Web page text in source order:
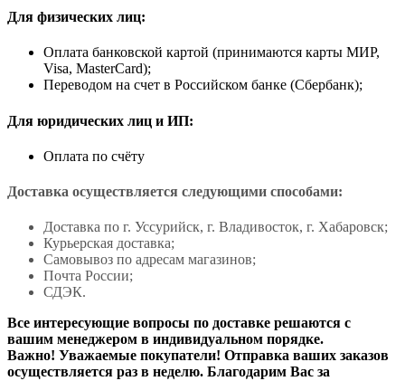
Для физических лиц:
Оплата банковской картой (принимаются карты МИР,
Visa, MasterCard);
Переводом на счет в Российском банке (Сбербанк);
Для юридических лиц и ИП:
Оплата по счёту
Доставка осуществляется следующими способами:
Доставка по г. Уссурийск, г. Владивосток, г. Хабаровск;
Курьерская доставка;
Самовывоз по адресам магазинов;
Почта России;
СДЭК.
Все интересующие вопросы по доставке решаются с
вашим менеджером в индивидуальном порядке.
Важно! Уважаемые покупатели! Отправка ваших заказов
осуществляется раз в неделю. Благодарим Вас за